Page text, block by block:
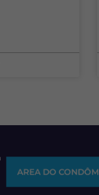
AREA DO